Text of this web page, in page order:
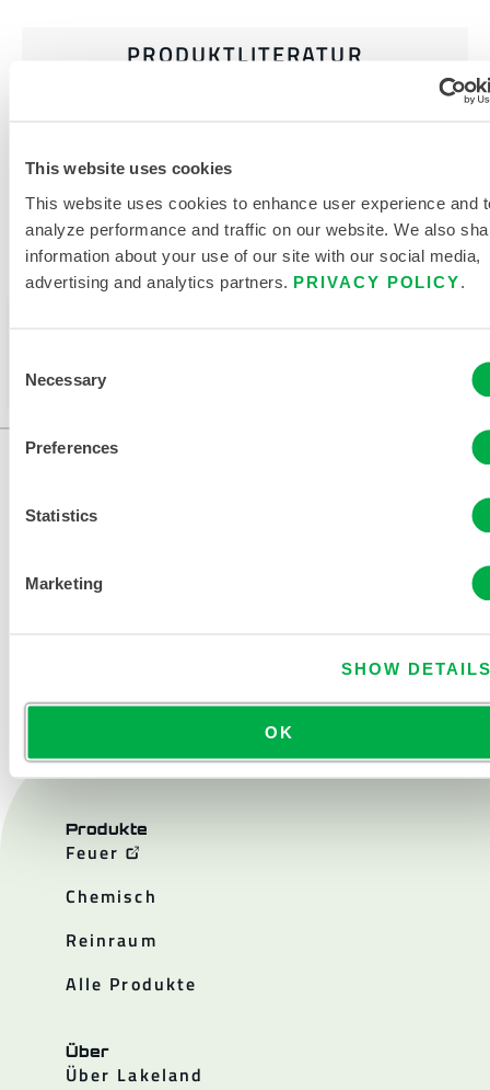
This website uses cookies
This website uses cookies to enhance user experience and
analyze performance and traffic on our website. We also
information about your use of our site with our social media,
advertising and analytics partners. PRIVACY POLICY
Selection
Necessary
Preferences
Statistics
Marketing
SHOW
OK
PRODUKTLITERATUR
Verfügbar in diesen Verkaufsregionen: CHINA, ASIEN.
Produkte
Feuer
Chemisch
Reinraum
Alle Produkte
Über
Über Lakeland